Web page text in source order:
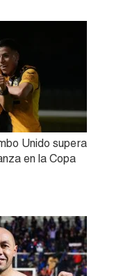
Unido supera
en la Copa